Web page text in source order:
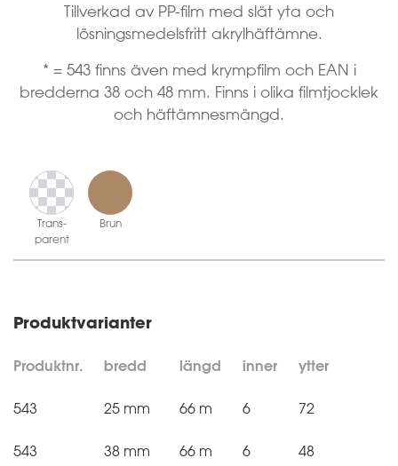
Tillverkad av PP-film med slät yta och
lösningsmedelsfritt akrylhäftämne.
* = 543 finns även med krympfilm och EAN i
bredderna 38 och 48 mm. Finns i olika filmtjocklek
och häftämnesmängd.
Trans­
parent
Brun
Produktvarianter
Produktnr. bredd längd inner ytter
543 25 mm 66 m 6 72
543 38 mm 66 m 6 48